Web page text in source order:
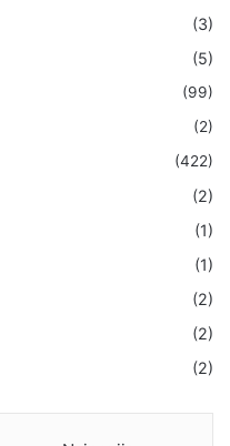
(3)
(5)
(99)
(2)
(422)
(2)
(1)
(1)
(2)
(2)
(2)